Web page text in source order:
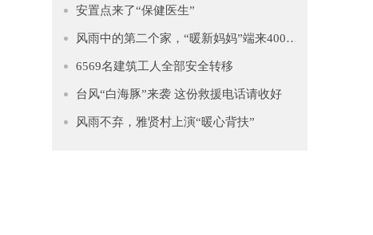
安置点来了“保健医生”
风雨中的第二个家，“暖新妈妈”端来4000多只水饺慰藉异乡人
6569名建筑工人全部安全转移
台风“白海豚”来袭 这份救援电话请收好
风雨不弃，雅贤村上演“暖心背扶”